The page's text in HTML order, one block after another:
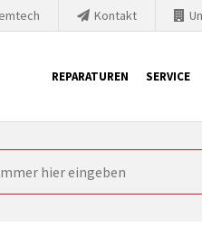
Kontakt
REPARATUREN SERVICE